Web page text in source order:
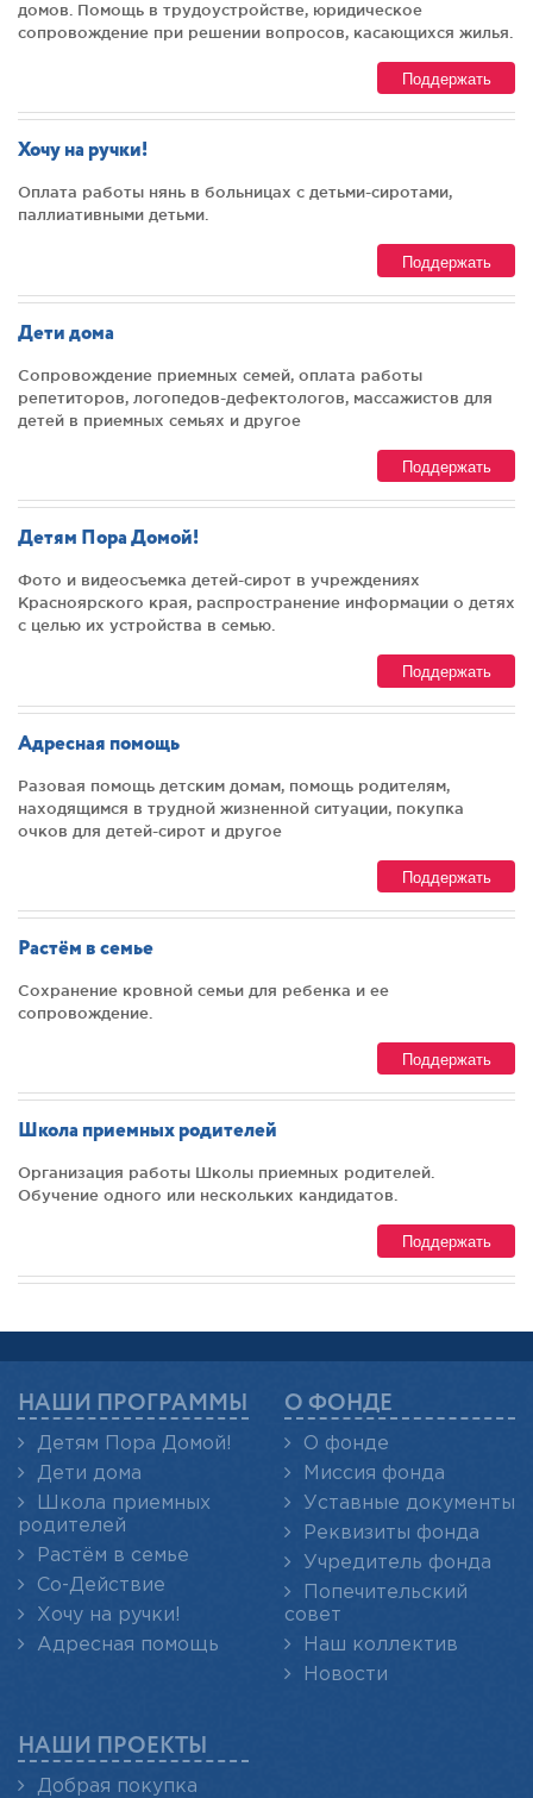
домов. Помощь в трудоустройстве, юридическое
сопровождение при решении вопросов, касающихся жилья.
Поддержать
Хочу на ручки!
Оплата работы нянь в больницах с детьми-сиротами,
паллиативными детьми.
Поддержать
Дети дома
Сопровождение приемных семей, оплата работы
репетиторов, логопедов-дефектологов, массажистов для
детей в приемных семьях и другое
Поддержать
Детям Пора Домой!
Фото и видеосъемка детей-сирот в учреждениях
Красноярского края, распространение информации о детях
с целью их устройства в семью.
Поддержать
Адресная помощь
Разовая помощь детским домам, помощь родителям,
находящимся в трудной жизненной ситуации, покупка
очков для детей-сирот и другое
Поддержать
Растём в семье
Сохранение кровной семьи для ребенка и ее
сопровождение.
Поддержать
Школа приемных родителей
Организация работы Школы приемных родителей.
Обучение одного или нескольких кандидатов.
Поддержать
НАШИ ПРОГРАММЫ
Детям Пора Домой!
Дети дома
Школа приемных
родителей
Растём в семье
Со-Действие
Хочу на ручки!
Адресная помощь
О ФОНДЕ
О фонде
Миссия фонда
Уставные документы
Реквизиты фонда
Учредитель фонда
Попечительский
совет
Наш коллектив
Новости
НАШИ ПРОЕКТЫ
Добрая покупка